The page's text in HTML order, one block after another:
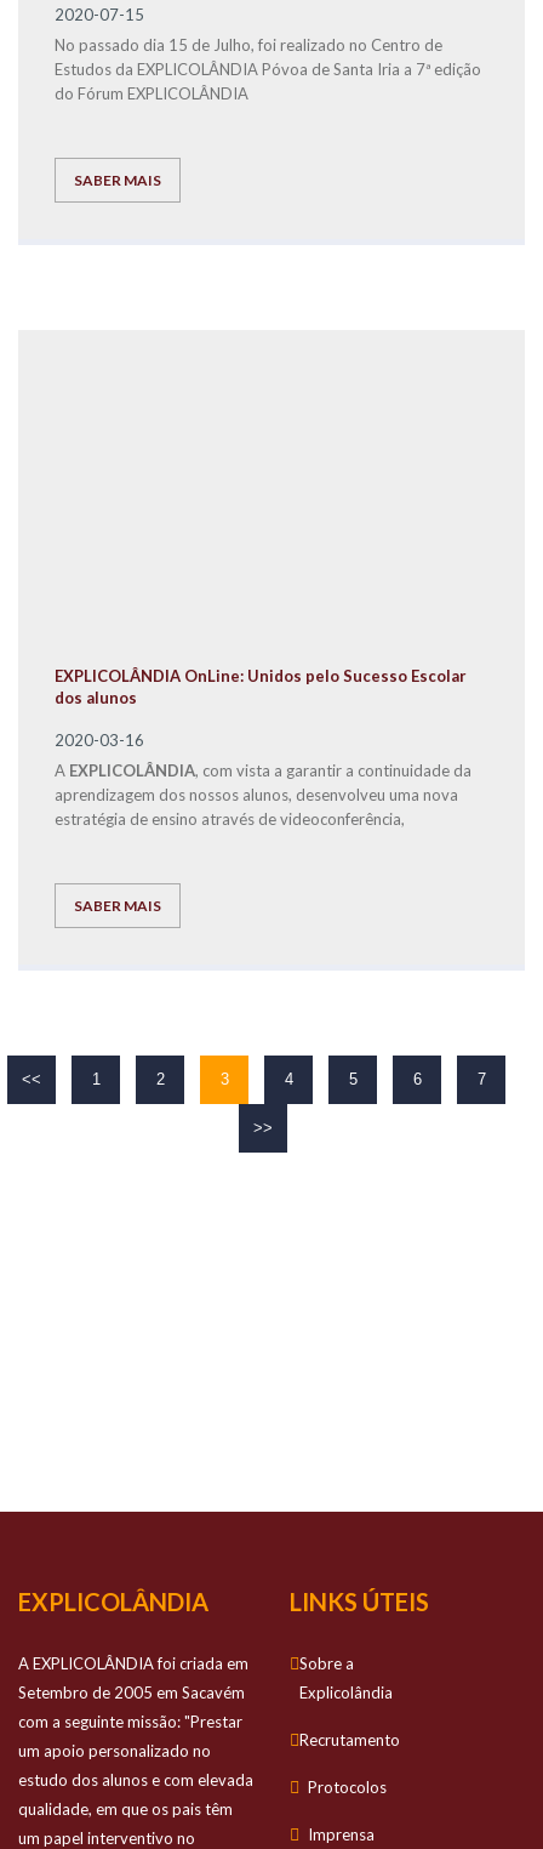
2020-07-15
No passado dia 15 de Julho, foi realizado no Centro de
Estudos da EXPLICOLÂNDIA Póvoa de Santa Iria a 7ª edição
do Fórum EXPLICOLÂNDIA
SABER MAIS
EXPLICOLÂNDIA OnLine: Unidos pelo Sucesso Escolar
dos alunos
2020-03-16
A EXPLICOLÂNDIA, com vista a garantir a continuidade da
aprendizagem dos nossos alunos, desenvolveu uma nova
estratégia de ensino através de videoconferência,
SABER MAIS
<< 1 2 3 4 5 6 7
>>
EXPLICOLÂNDIA
A EXPLICOLÂNDIA foi criada em
Setembro de 2005 em Sacavém
com a seguinte missão: "Prestar
um apoio personalizado no
estudo dos alunos e com elevada
qualidade, em que os pais têm
um papel interventivo no
LINKS ÚTEIS
Sobre a
Explicolândia
Recrutamento
Protocolos
Imprensa